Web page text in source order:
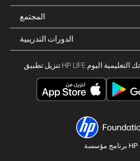
المجتمع
الدورات التدريبية
برنامج مؤسسة HP